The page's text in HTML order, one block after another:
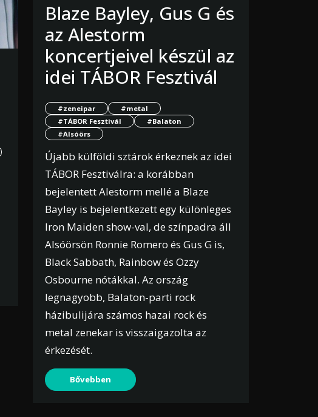
Blaze Bayley, Gus G és
az Alestorm
koncertjeivel készül az
idei TÁBOR Fesztivál
#zeneipar
#metal
#TÁBOR Fesztivál
#Balaton
#Alsóörs
Újabb külföldi sztárok érkeznek az idei
TÁBOR Fesztiválra: a korábban
bejelentett Alestorm mellé a Blaze
Bayley is bejelentkezett egy különleges
Iron Maiden show-val, de színpadra áll
Alsóörsön Ronnie Romero és Gus G is,
Black Sabbath, Rainbow és Ozzy
Osbourne nótákkal. Az ország
legnagyobb, Balaton-parti rock
házibulijára számos hazai rock és
metal zenekar is visszaigazolta az
érkezését.
Bővebben